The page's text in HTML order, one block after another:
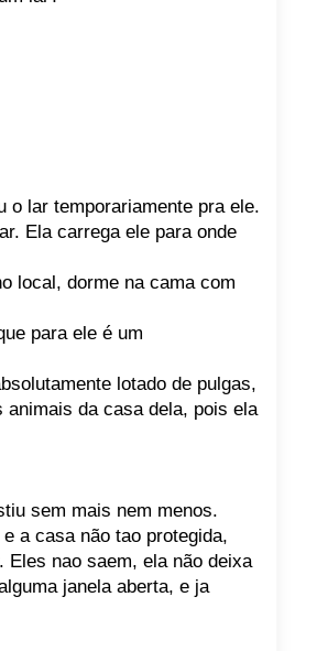
o lar temporariamente pra ele.
Ela carrega ele para onde
local, dorme na cama com
para ele é um
lotado de pulgas,
da casa dela, pois ela
sem mais nem menos.
a casa não tao protegida,
Eles nao saem, ela não deixa
janela aberta, e ja